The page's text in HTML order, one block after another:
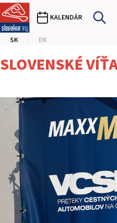
KALENDÁR
SK EN
SLOVENSKÉ